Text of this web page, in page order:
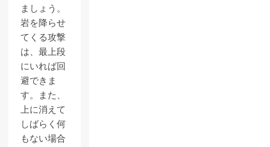
ましょう。
岩を降らせ
てくる攻撃
は、最上段
にいれば回
避できま
す。また、
上に消えて
しばらく何
もない場合